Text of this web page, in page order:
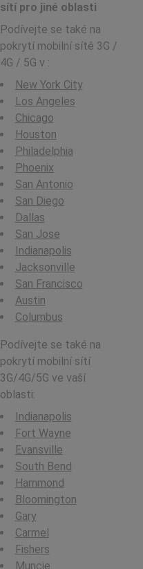
sítí pro jiné oblasti
Podívejte se také na
pokrytí mobilní sítě 3G /
4G / 5G v :
New York City
Los Angeles
Chicago
Houston
Philadelphia
Phoenix
San Antonio
San Diego
Dallas
San Jose
Indianapolis
Jacksonville
San Francisco
Austin
Columbus
Podívejte se také na
pokrytí mobilní sítí
3G/4G/5G ve vaší
oblasti:
Indianapolis
Fort Wayne
Evansville
South Bend
Hammond
Bloomington
Gary
Carmel
Fishers
Muncie